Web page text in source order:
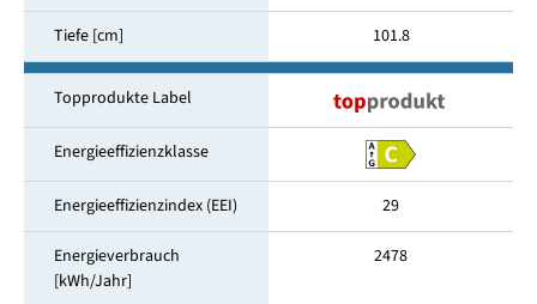
Tiefe [cm] 101.8
Topprodukte Label
Energieeffizienzklasse
Energieeffizienzindex (EEI) 29
Energieverbrauch
[kWh/Jahr]
2478